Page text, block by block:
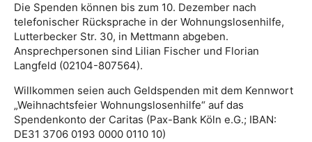
Die Spenden können bis zum 10. Dezember nach
telefonischer Rücksprache in der Wohnungslosenhilfe,
Lutterbecker Str. 30, in Mettmann abgeben.
Ansprechpersonen sind Lilian Fischer und Florian
Langfeld (02104-807564).
Willkommen seien auch Geldspenden mit dem Kennwort
„Weihnachtsfeier Wohnungslosenhilfe“ auf das
Spendenkonto der Caritas (Pax-Bank Köln e.G.; IBAN:
DE31 3706 0193 0000 0110 10)